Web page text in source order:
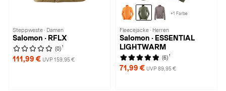
Steppweste · Damen
Salomon · RFLX
(0) 1
111,99 € UVP 159,95 €
+1 Farbe
Fleecejacke · Herren
Salomon · ESSENTIAL
LIGHTWARM
(6) 1
71,99 € UVP 89,95 €